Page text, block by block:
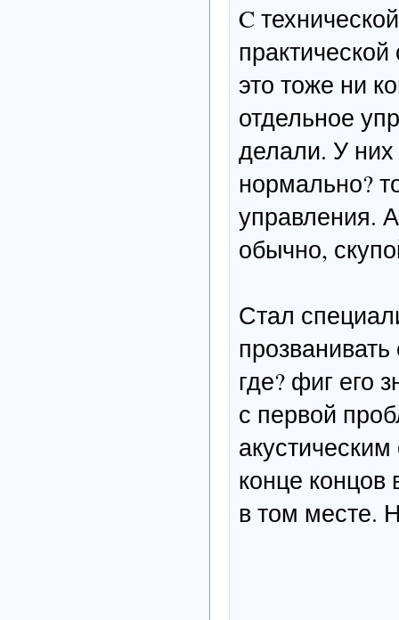
C
это тоже ни
отдельное
делали. У
нормально?
управления.
обычно,
Стал
где? фиг его
с первой
конце
в том месте.